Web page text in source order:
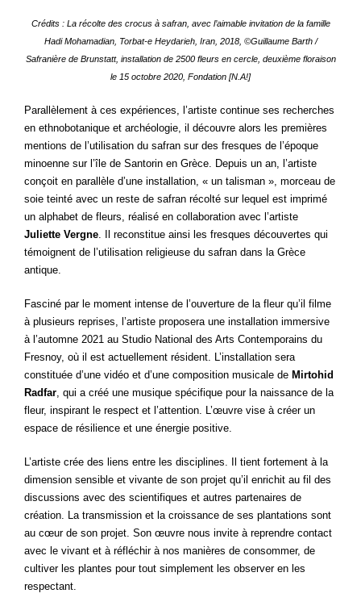
Crédits : La récolte des crocus à safran, avec l’aimable invitation de la famille
Hadi Mohamadian, Torbat-e Heydarieh, Iran, 2018, ©Guillaume Barth /
Safranière de Brunstatt, installation de 2500 fleurs en cercle, deuxième floraison
le 15 octobre 2020, Fondation [N.A!]
Parallèlement à ces expériences, l’artiste continue ses recherches
en ethnobotanique et archéologie, il découvre alors les premières
mentions de l’utilisation du safran sur des fresques de l’époque
minoenne sur l’île de Santorin en Grèce. Depuis un an, l’artiste
conçoit en parallèle d’une installation, « un talisman », morceau de
soie teinté avec un reste de safran récolté sur lequel est imprimé
un alphabet de fleurs, réalisé en collaboration avec l’artiste
Juliette Vergne . Il reconstitue ainsi les fresques découvertes qui
témoignent de l’utilisation religieuse du safran dans la Grèce
antique.
Fasciné par le moment intense de l’ouverture de la fleur qu’il filme
à plusieurs reprises, l’artiste proposera une installation immersive
à l’automne 2021 au Studio National des Arts Contemporains du
Fresnoy, où il est actuellement résident. L’installation sera
constituée d’une vidéo et d’une composition musicale de Mirtohid
Radfar , qui a créé une musique spécifique pour la naissance de la
fleur, inspirant le respect et l’attention. L’œuvre vise à créer un
espace de résilience et une énergie positive.
L’artiste crée des liens entre les disciplines. Il tient fortement à la
dimension sensible et vivante de son projet qu’il enrichit au fil des
discussions avec des scientifiques et autres partenaires de
création. La transmission et la croissance de ses plantations sont
au cœur de son projet. Son œuvre nous invite à reprendre contact
avec le vivant et à réfléchir à nos manières de consommer, de
cultiver les plantes pour tout simplement les observer en les
respectant.